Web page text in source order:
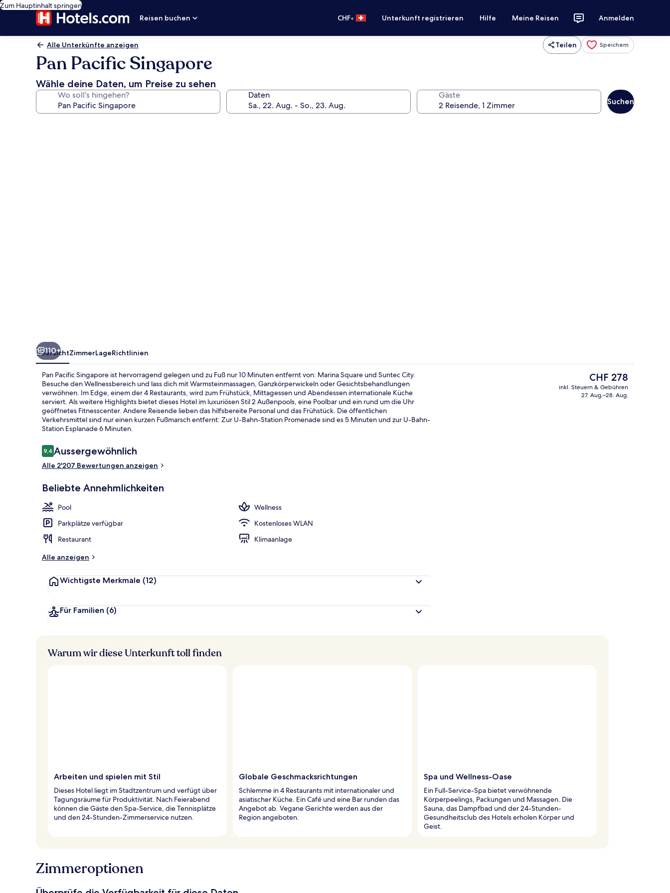
Zum Hauptinhalt springen
Reisen buchen
CHF• Unterkunft registrieren Hilfe Meine Reisen Anmelden
Alle Unterkünfte anzeigen Teilen Speichern
Pan Pacific Singapore
Wähle deine Daten, um Preise zu sehen
Wo soll’s hingehen? Daten Gäste
Suchen
Executive-Lounge Executive-Lounge
110+
ÜbersichtZimmerLageRichtlinien
Pan Pacific Singapore ist hervorragend gelegen und zu Fuß nur 10 Minuten entfernt von: Marina Square und Suntec City.
Besuche den Wellnessbereich und lass dich mit Warmsteinmassagen, Ganzkörperwickeln oder Gesichtsbehandlungen
verwöhnen. Im Edge, einem der 4 Restaurants, wird zum Frühstück, Mittagessen und Abendessen internationale Küche
serviert. Als weitere Highlights bietet dieses Hotel im luxuriösen Stil 2 Außenpools, eine Poolbar und ein rund um die Uhr
geöffnetes Fitnesscenter. Andere Reisende lieben das hilfsbereite Personal und das Frühstück. Die öffentlichen
Verkehrsmittel sind nur einen kurzen Fußmarsch entfernt: Zur U-Bahn-Station Promenade sind es 5 Minuten und zur U-Bahn-
Station Esplanade 6 Minuten.
Bewertungen
9,49,4 von 10.
Aussergewöhnlich
Alle 2'207 Bewertungen anzeigen
Beliebte Annehmlichkeiten
Pool
Wellness
Parkplätze verfügbar
Kostenloses WLAN
Restaurant
Klimaanlage
Alle anzeigen
Wichtigste Merkmale (12)
Für Familien (6)
Der
aktuelle
Preis
CHF 278
inkl. Steuern & Gebühren
27. Aug.–28. Aug.
Warum wir diese Unterkunft toll finden
Arbeiten und spielen mit Stil
Dieses Hotel liegt im Stadtzentrum und verfügt über
Tagungsräume für Produktivität. Nach Feierabend
können die Gäste den Spa-Service, die Tennisplätze
und den 24-Stunden-Zimmerservice nutzen.
Globale Geschmacksrichtungen
Schlemme in 4 Restaurants mit internationaler und
asiatischer Küche. Ein Café und eine Bar runden das
Angebot ab. Vegane Gerichte werden aus der
Region angeboten.
Spa und Wellness-Oase
Ein Full-Service-Spa bietet verwöhnende
Körperpeelings, Packungen und Massagen. Die
Sauna, das Dampfbad und der 24-Stunden-
Gesundheitsclub des Hotels erholen Körper und
Geist.
Zimmeroptionen